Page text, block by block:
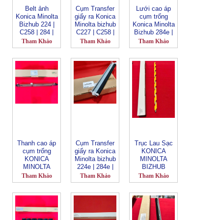
Belt ảnh
Konica Minolta
Bizhub 224 |
C258 | 284 |
308 | 368 | 458
| 558 | 300i |
550i | 364 |
454 |
554_KM554
Transfer Belt
(CN2010)
Tham Khảo
Cụm Transfer
giấy ra Konica
Minolta bizhub
C227 | C258 |
C284 | C284e |
C287 | C308 |
C454 | C454e |
C458 | C554 |
C554e | C558 |
C658_AA6RR7
0200/A161R71
433_LBT
Tham Khảo
Lưới cao áp
cụm trống
Konica Minolta
Bizhub 284e |
364e | C220 |
224 |284 | 364
554_KMC554
corona wire
(CN839)
Tham Khảo
Thanh cao áp
cụm trống
KONICA
MINOLTA
BIZHUB
C6100 | C6085
311
Tham Khảo
Cụm Transfer
giấy ra Konica
Minolta bizhub
224e | 284e |
364e | 368e |
454e | 554e |
Tham Khảo
Trục Lau Sạc
KONICA
MINOLTA
BIZHUB
BIZHUB 266i |
306i | 308 |
| 658 | 300i |
360i | 450i |
550i | 650i |
Tham Khảo